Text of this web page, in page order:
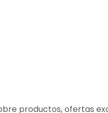
productos, ofertas